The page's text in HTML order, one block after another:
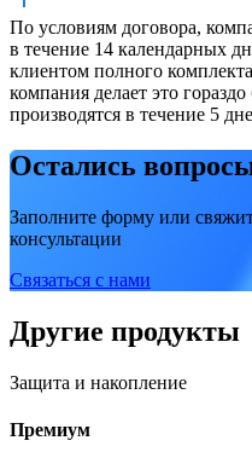
По условиям договора,
в течение 14 календарных
клиентом полного
компания делает это
производятся в течение 5
Остались
Заполните форму или
консультации
Связаться с нами
Другие продукты
Защита и накопление
Премиум